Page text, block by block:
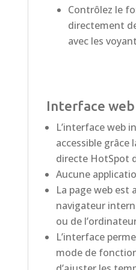
Contrôlez le
directement
avec les
Interface
L’interface web
accessible grâce
directe HotSpot
Aucune
La page web est
navigateur
ou de
L’interface
mode de